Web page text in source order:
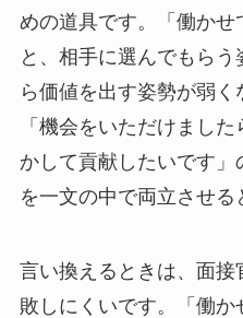
めの道具です。「働かせ
と、相手に選んでもら
ら価値を出す姿勢が弱く
「機会をいただけまし
かして貢献したいです
を一文の中で両立させる
言い換えるときは、面
敗しにくいです。「働